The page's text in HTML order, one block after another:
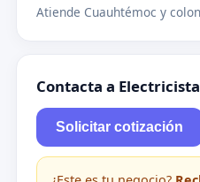
Atiende Cuauhtémoc y
Contacta a
Solicitar cotización